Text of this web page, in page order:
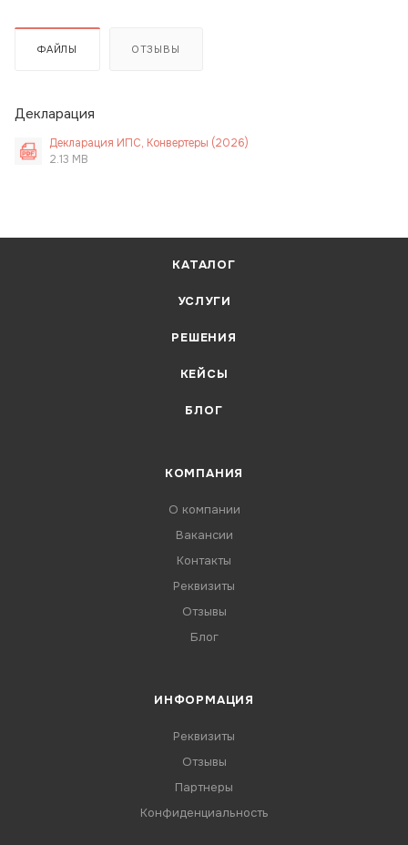
ФАЙЛЫ ОТЗЫВЫ
Декларация
Декларация ИПС, Конвертеры (2026)
2.13 MB
КАТАЛОГ
УСЛУГИ
РЕШЕНИЯ
КЕЙСЫ
БЛОГ
КОМПАНИЯ
О компании
Вакансии
Контакты
Реквизиты
Отзывы
Блог
ИНФОРМАЦИЯ
Реквизиты
Отзывы
Партнеры
Конфиденциальность